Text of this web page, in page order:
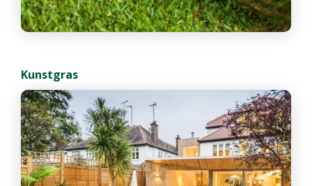
Kunstgras